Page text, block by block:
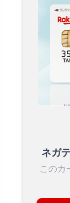
ネガ
このカ